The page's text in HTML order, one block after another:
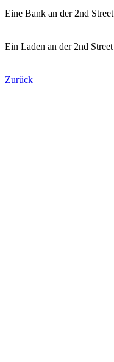
Eine Bank an der 2nd Street
Ein Laden an der 2nd Street
Zurück